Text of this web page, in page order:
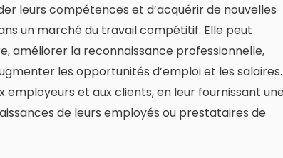
leurs compétences et d’acquérir de nouvelles
un marché du travail compétitif. Elle peut
améliorer la reconnaissance professionnelle,
les opportunités d’emploi et les salaires.
et aux clients, en leur fournissant
de leurs employés ou prestataires de